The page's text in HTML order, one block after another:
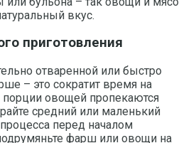
вкус.
приготовления
отваренной или быстро
– это сократит время на
порции овощей пропекаются
средний или маленький
перед началом
фарш или овощи на